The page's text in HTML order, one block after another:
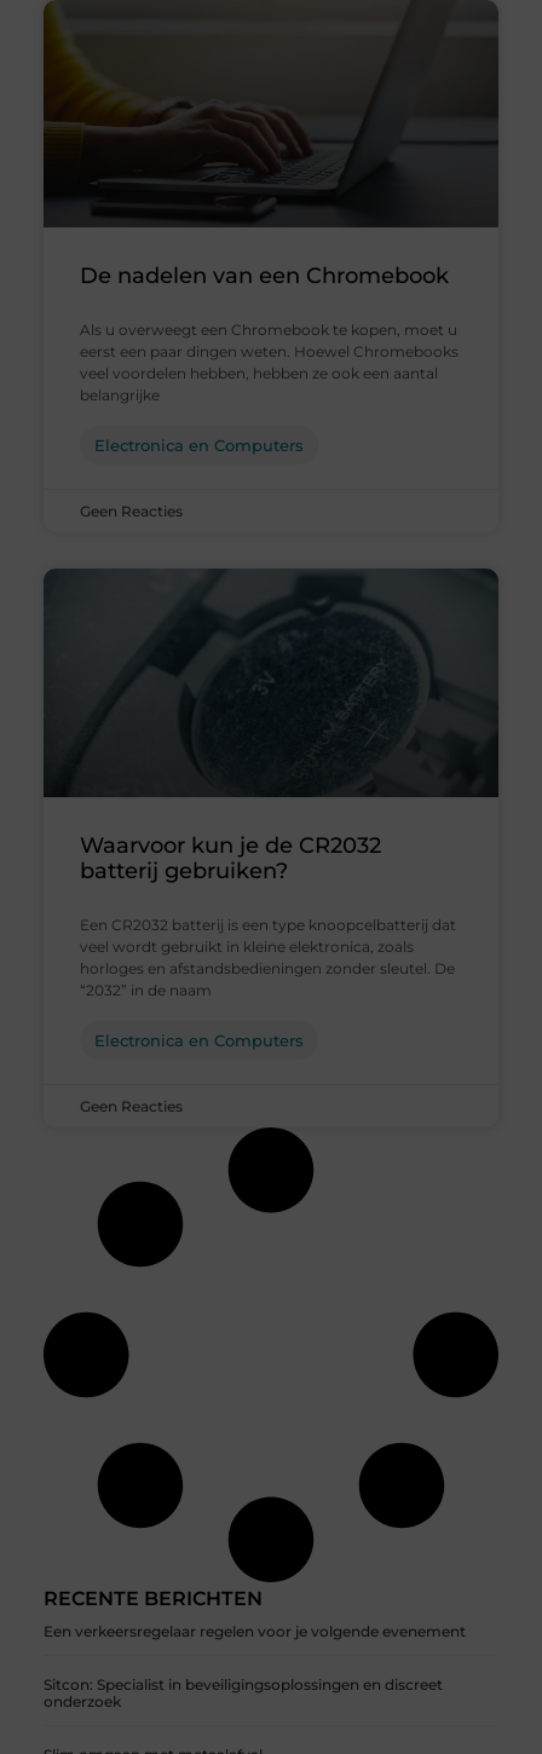
RECENTE BERICHTEN
Een verkeersregelaar regelen voor je volgende evenement
Sitcon: Specialist in beveiligingsoplossingen en discreet
onderzoek
De nadelen van een Chromebook
Als u overweegt een Chromebook te kopen, moet u
eerst een paar dingen weten. Hoewel Chromebooks
veel voordelen hebben, hebben ze ook een aantal
belangrijke
Electronica en Computers
Geen Reacties
Waarvoor kun je de CR2032
batterij gebruiken?
Een CR2032 batterij is een type knoopcelbatterij dat
veel wordt gebruikt in kleine elektronica, zoals
horloges en afstandsbedieningen zonder sleutel. De
“2032” in de naam
Electronica en Computers
Geen Reacties